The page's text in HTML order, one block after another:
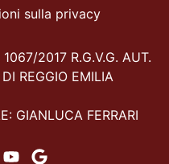
sulla privacy
2017 R.G.V.G. AUT.
REGGIO EMILIA
GIANLUCA FERRARI